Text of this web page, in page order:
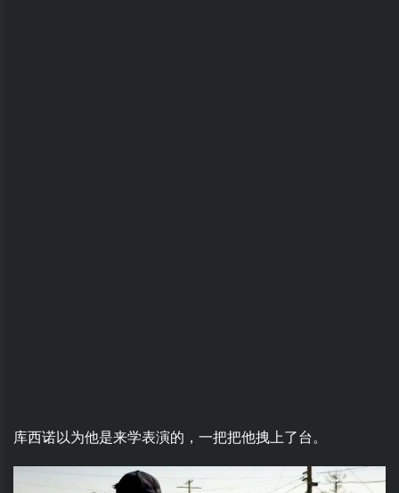
库西诺以为他是来学表演的，一把把他拽上了台。